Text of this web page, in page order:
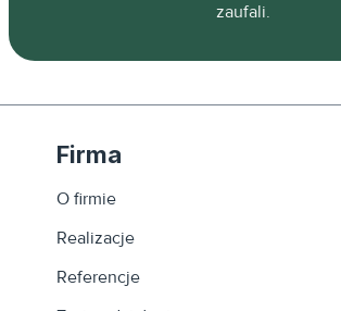
zaufali.
Firma
O firmie
Realizacje
Referencje